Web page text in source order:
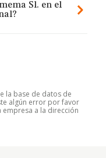
Sl. en el
la base de datos de
algún error por favor
a la dirección